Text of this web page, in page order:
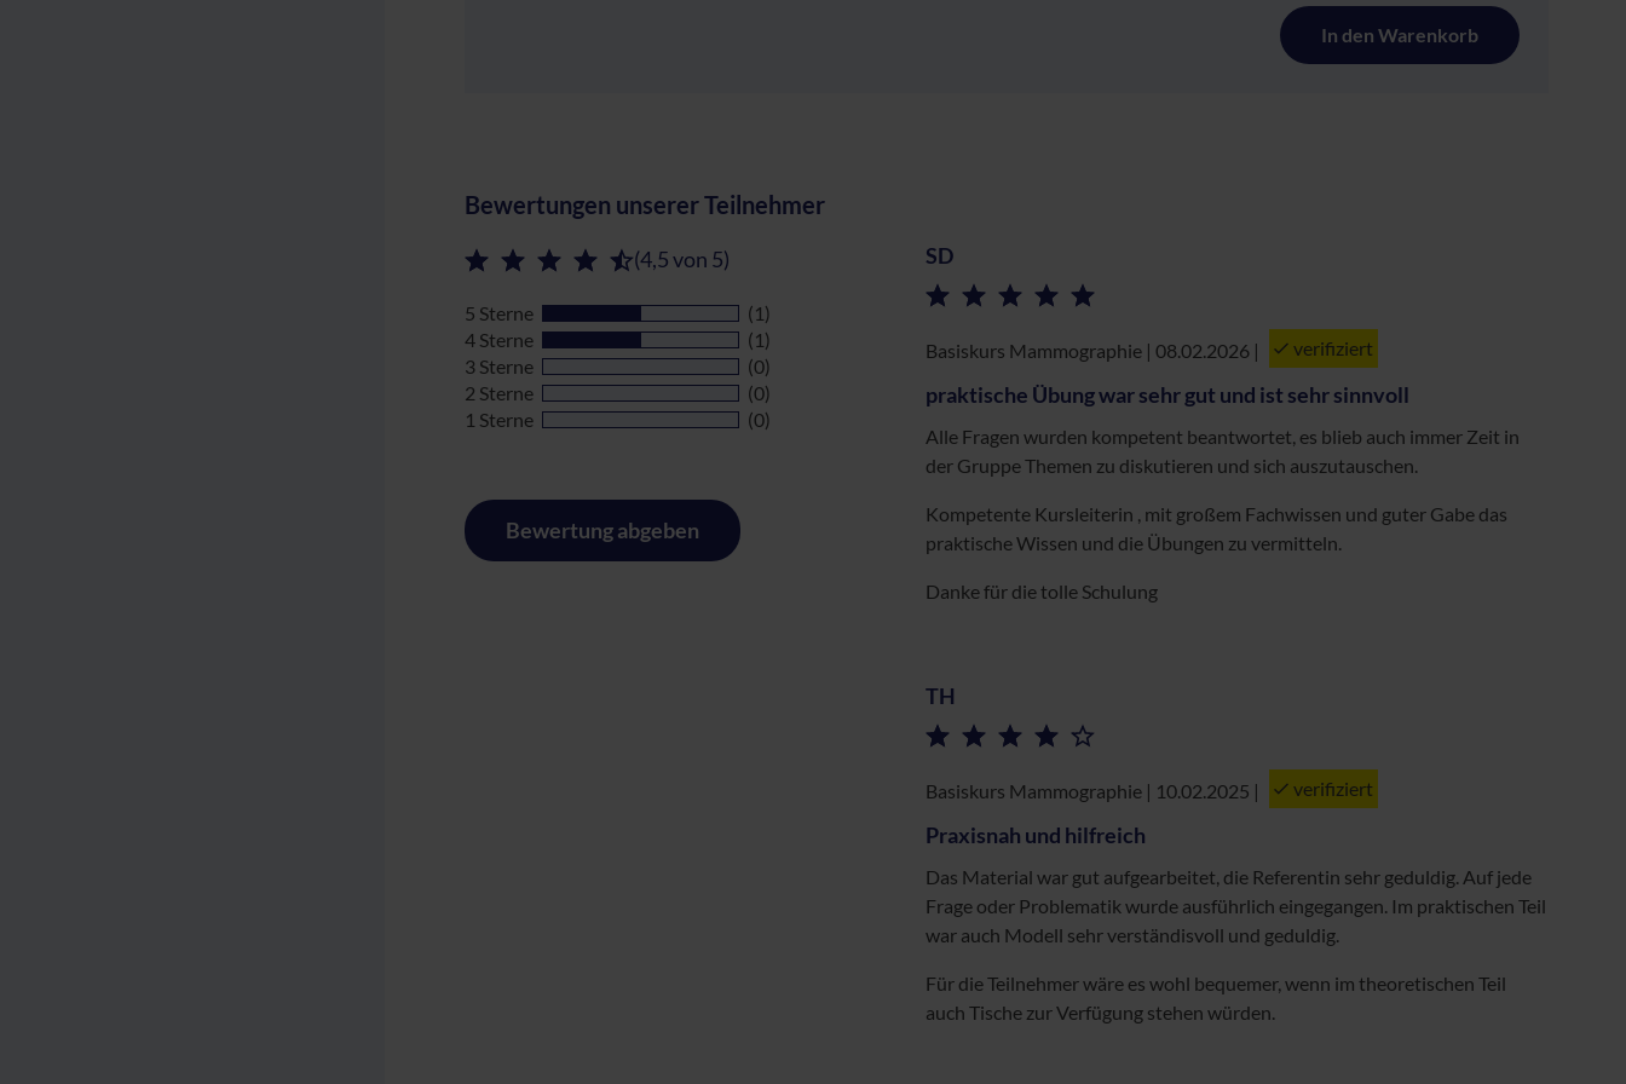
In den Warenkorb
Bewertungen unserer Teilnehmer
(4,5 von 5)
5 Sterne
(1)
4 Sterne
(1)
3 Sterne
(0)
2 Sterne
(0)
1 Sterne
(0)
Bewertung abgeben
SD
Basiskurs Mammographie | 08.02.2026 | verifiziert
praktische Übung war sehr gut und ist sehr sinnvoll
Alle Fragen wurden kompetent beantwortet, es blieb auch immer Zeit in
der Gruppe Themen zu diskutieren und sich auszutauschen.
Kompetente Kursleiterin , mit großem Fachwissen und guter Gabe das
praktische Wissen und die Übungen zu vermitteln.
Danke für die tolle Schulung
TH
Basiskurs Mammographie | 10.02.2025 | verifiziert
Praxisnah und hilfreich
Das Material war gut aufgearbeitet, die Referentin sehr geduldig. Auf jede
Frage oder Problematik wurde ausführlich eingegangen. Im praktischen Teil
war auch Modell sehr verständisvoll und geduldig.
Für die Teilnehmer wäre es wohl bequemer, wenn im theoretischen Teil
auch Tische zur Verfügung stehen würden.